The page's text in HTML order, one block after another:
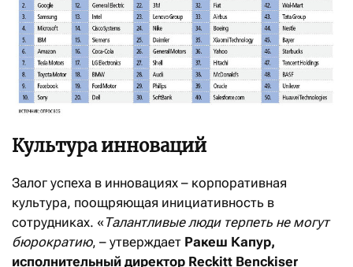
Культура инноваций
Залог успеха в инновациях – корпоративная
культура, поощряющая инициативность в
сотрудниках. « Талантливые люди терпеть не могут
бюрократию, – утверждает Ракеш Капур,
исполнительный директор Reckitt Benckiser